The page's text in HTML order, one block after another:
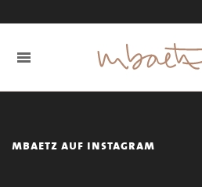
mbaetz auf instagram